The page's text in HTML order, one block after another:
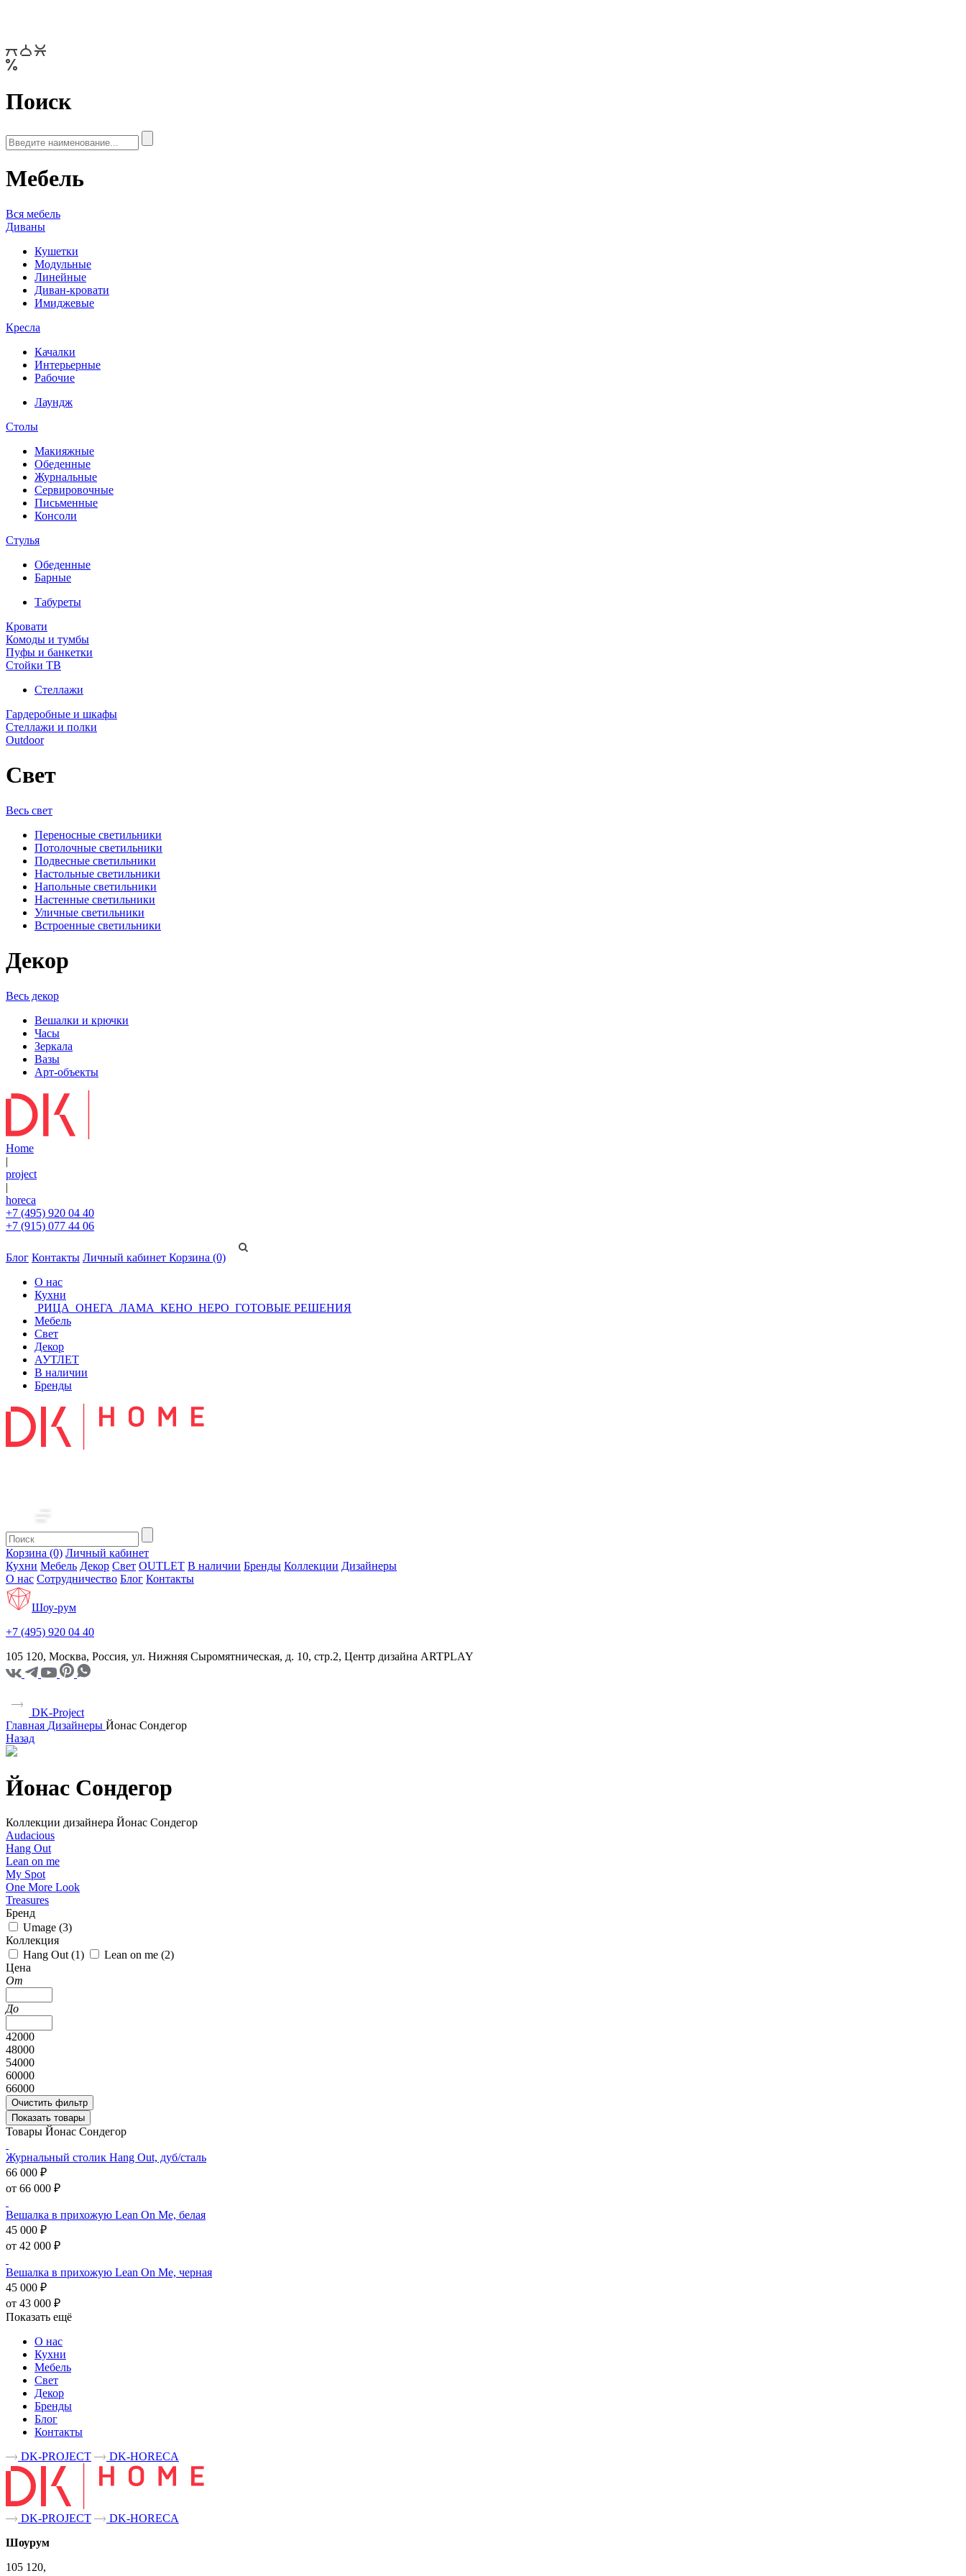
Поиск
Мебель
Вся мебель
Диваны
Кушетки
Модульные
Линейные
Диван-кровати
Имиджевые
Кресла
Качалки
Интерьерные
Рабочие
Лаундж
Столы
Макияжные
Обеденные
Журнальные
Сервировочные
Письменные
Консоли
Стулья
Обеденные
Барные
Табуреты
Кровати
Комоды и тумбы
Пуфы и банкетки
Стойки ТВ
Стеллажи
Гардеробные и шкафы
Стеллажи и полки
Outdoor
Свет
Весь свет
Переносные светильники
Потолочные светильники
Подвесные светильники
Настольные светильники
Напольные светильники
Настенные светильники
Уличные светильники
Встроенные светильники
Декор
Весь декор
Вешалки и крючки
Часы
Зеркала
Вазы
Арт-объекты
Home
|
project
|
horeca
+7 (495) 920 04 40
+7 (915) 077 44 06
Блог Контакты Личный кабинет Корзина (0)
О нас
Кухни
РИЦА ОНЕГА ЛАМА КЕНО НЕРО ГОТОВЫЕ РЕШЕНИЯ
Мебель
Свет
Декор
АУТЛЕТ
В наличии
Бренды
Корзина (0) Личный кабинет
Кухни Мебель Декор Свет OUTLET В наличии Бренды Коллекции Дизайнеры
О нас Сотрудничество Блог Контакты
Шоу-рум
+7 (495) 920 04 40
105 120, Москва, Россия, ул. Нижняя Сыромятническая, д. 10, стр.2, Центр дизайна ARTPLAY
DK-Project
Главная Дизайнеры Йонас Сондегор
Назад
Йонас Сондегор
Коллекции дизайнера Йонас Сондегор
Audacious
Hang Out
Lean on me
My Spot
One More Look
Treasures
Бренд
Umage (3)
Коллекция
Hang Out (1) Lean on me (2)
Цена
От
До
42000
48000
54000
60000
66000
Очистить фильтр
Показать товары
Товары Йонас Сондегор
Журнальный столик Hang Out, дуб/сталь
66 000 ₽
от 66 000 ₽
Вешалка в прихожую Lean On Me, белая
45 000 ₽
от 42 000 ₽
Вешалка в прихожую Lean On Me, черная
45 000 ₽
от 43 000 ₽
Показать ещё
О нас
Кухни
Мебель
Свет
Декор
Бренды
Блог
Контакты
DK-PROJECT
DK-HORECA
DK-PROJECT
DK-HORECA
Шоурум
105 120,